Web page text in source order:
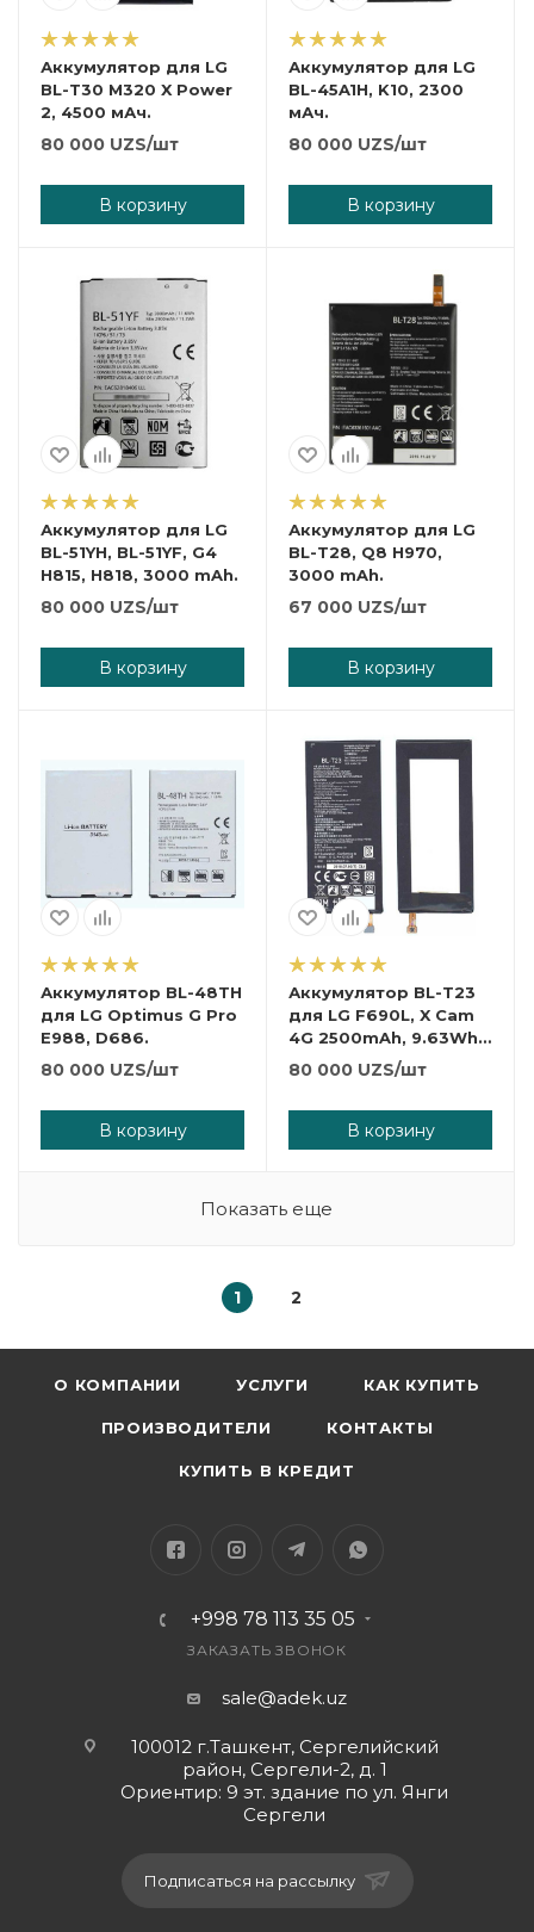
Аккумулятор для LG
BL-T30 M320 X Power
2, 4500 мАч.
80 000 UZS/шт
В корзину
Аккумулятор для LG
BL-45A1H, K10, 2300
мАч.
80 000 UZS/шт
В корзину
Аккумулятор для LG
BL-51YH, BL-51YF, G4
H815, H818, 3000 mAh.
80 000 UZS/шт
В корзину
Аккумулятор для LG
BL-T28, Q8 H970,
3000 mAh.
67 000 UZS/шт
В корзину
Аккумулятор BL-48TH
для LG Optimus G Pro
E988, D686.
80 000 UZS/шт
В корзину
Аккумулятор BL-T23
для LG F690L, X Cam
4G 2500mAh, 9.63Wh
3,85V.
80 000 UZS/шт
В корзину
Показать еще
1 2
О КОМПАНИИ УСЛУГИ КАК КУПИТЬ
ПРОИЗВОДИТЕЛИ КОНТАКТЫ
КУПИТЬ В КРЕДИТ
+998 78 113 35 05
ЗАКАЗАТЬ ЗВОНОК
sale@adek.uz
100012 г.Ташкент, Сергелийский
район, Сергели-2, д. 1
Ориентир: 9 эт. здание по ул. Янги
Сергели
Подписаться на рассылку